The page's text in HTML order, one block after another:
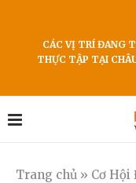
CÁC VỊ TRÍ ĐANG
THỰC TẬP TẠI
Trang chủ » Cơ Hội